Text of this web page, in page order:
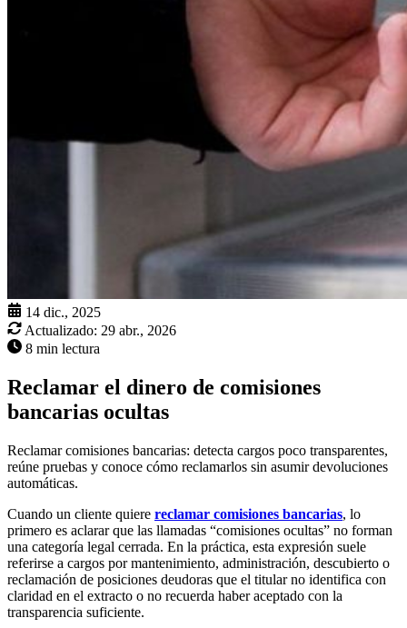
14 dic., 2025
Actualizado: 29 abr., 2026
8 min lectura
Reclamar el dinero de comisiones
bancarias ocultas
Reclamar comisiones bancarias: detecta cargos poco transparentes,
reúne pruebas y conoce cómo reclamarlos sin asumir devoluciones
automáticas.
Cuando un cliente quiere reclamar comisiones bancarias, lo
primero es aclarar que las llamadas “comisiones ocultas” no forman
una categoría legal cerrada. En la práctica, esta expresión suele
referirse a cargos por mantenimiento, administración, descubierto o
reclamación de posiciones deudoras que el titular no identifica con
claridad en el extracto o no recuerda haber aceptado con la
transparencia suficiente.